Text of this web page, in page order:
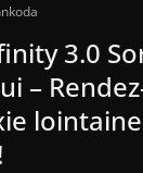
3.0
–